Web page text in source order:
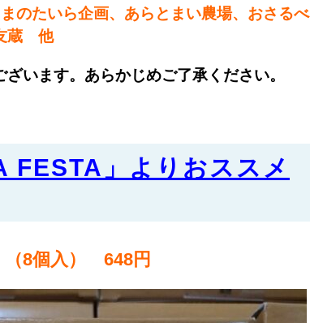
のたいら企画、あらとまい農場、おさるべ
蔵 他
います。あらかじめご了承ください。
FESTA」よりおススメ
8個入） 648円